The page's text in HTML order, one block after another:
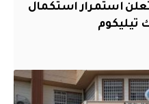
تعلن استمرار استكمال
تيليكوم